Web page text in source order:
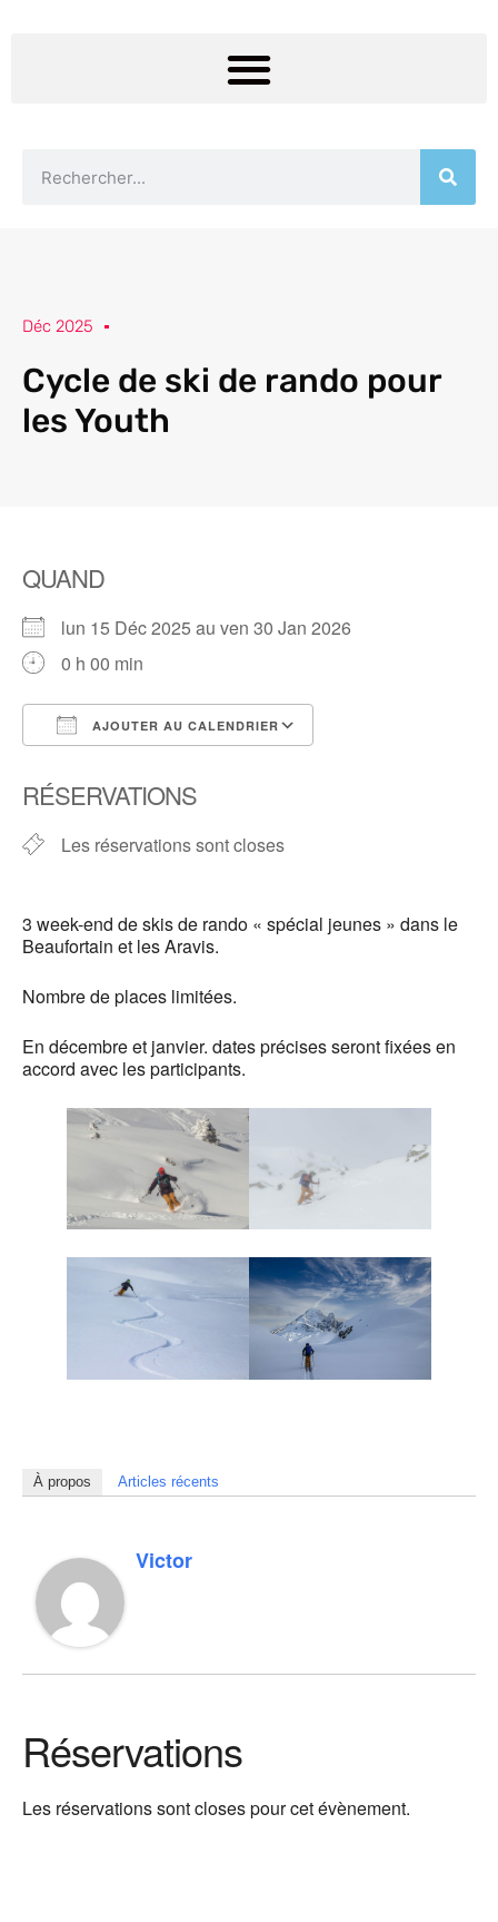
Déc 2025
Cycle de ski de rando pour
les Youth
QUAND
lun 15 Déc 2025 au ven 30 Jan 2026
0 h 00 min
AJOUTER AU CALENDRIER
RÉSERVATIONS
Les réservations sont closes
3 week-end de skis de rando « spécial jeunes » dans le
Beaufortain et les Aravis.
Nombre de places limitées.
En décembre et janvier. dates précises seront fixées en
accord avec les participants.
À propos Articles récents
Victor
Réservations
Les réservations sont closes pour cet évènement.